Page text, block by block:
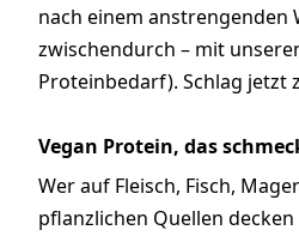
nach einem
zwischendurch – mit
Proteinbedarf). Schlag jetzt
Vegan Protein, das
Wer auf Fleisch, Fisch,
pflanzlichen Quellen